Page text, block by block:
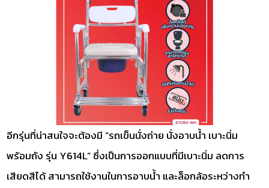
อีกรุ่นที่น่าสนใจจะต้องมี “รถเข็นนั่งถ่าย นั่งอาบน้ำ เบาะนิ่ม
พร้อมถัง รุ่น Y614L” ซึ่งเป็นการออกแบบที่มีเบาะนิ่ม ลดการ
เสียดสีได้ สามารถใช้งานในการอาบน้ำ และล็อกล้อระหว่างทำ